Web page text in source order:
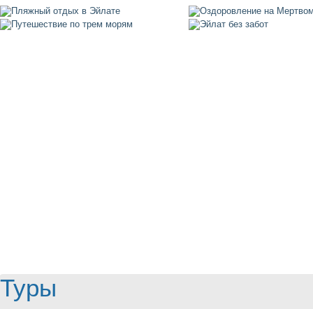
Туры